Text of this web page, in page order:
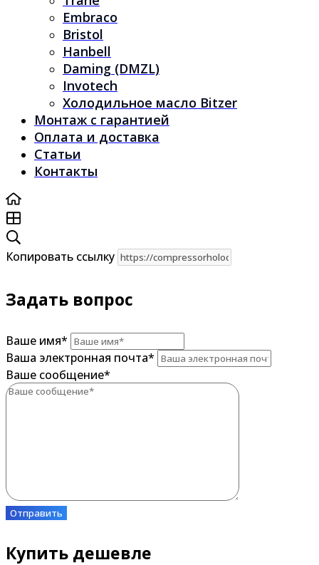
Embraco
Bristol
Hanbell
Daming (DMZL)
Invotech
Холодильное масло Bitzer
Монтаж с гарантией
Оплата и доставка
Статьи
Контакты
Копировать ссылку
Задать вопрос
Ваше имя*
Ваша электронная почта*
Ваше сообщение*
Отправить
Купить дешевле